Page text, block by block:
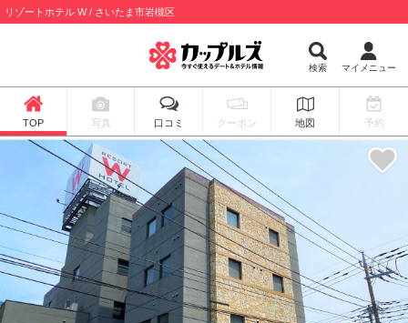
リゾートホテル W / さいたま市岩槻区
検索 マイメニュー
TOP 写真 口コミ クーポン 地図 予約